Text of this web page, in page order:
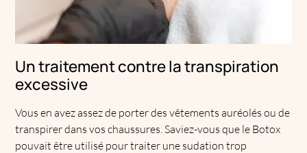
Un traitement contre la transpiration
excessive
Vous en avez assez de porter des vêtements auréolés ou de
transpirer dans vos chaussures. Saviez-vous que le Botox
pouvait être utilisé pour traiter une sudation trop